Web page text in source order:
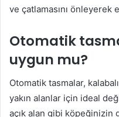
ve çatlamasını önleyerek
Otomatik
uygun mu?
Otomatik tasmalar,
yakın alanlar için ideal
açık alan gibi köpeğinizin